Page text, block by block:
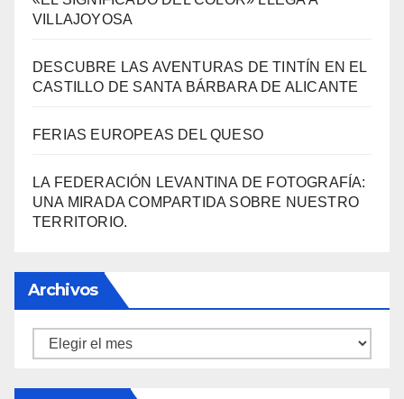
UNA MIRADA COMPARTIDA SOBRE NUESTRO
TERRITORIO.
Archivos
Política de privacidad
Sobre la AAPET